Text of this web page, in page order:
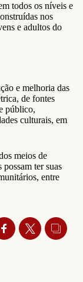
todos os níveis e
nos
e adultos do
e melhoria das
de fontes
público,
culturais, em
meios de
ter suas
entre